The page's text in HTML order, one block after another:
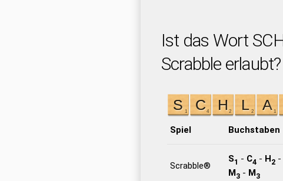
Ist das Wort
Scrabble erlaubt?
Spiel Buchstaben
Scrabble®
S1 - C4 - H2-
M3- M3